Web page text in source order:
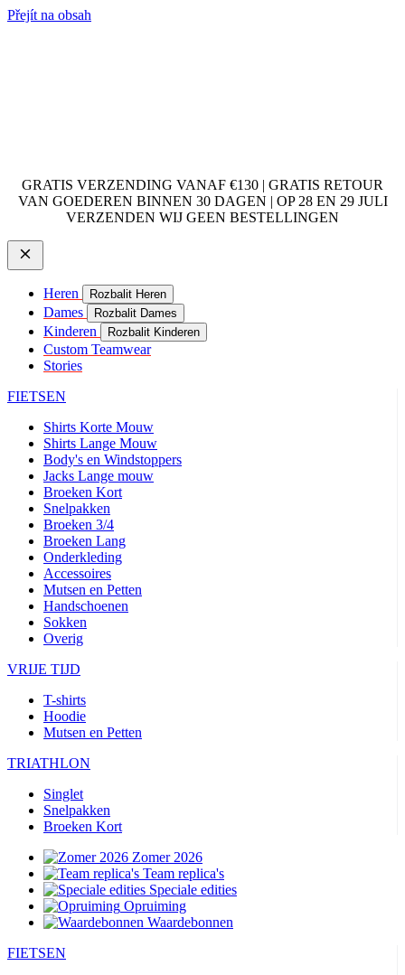
Přejít na obsah
GRATIS VERZENDING VANAF €130 | GRATIS RETOUR
VAN GOEDEREN BINNEN 30 DAGEN | OP 28 EN 29 JULI
VERZENDEN WIJ GEEN BESTELLINGEN
Heren Rozbalit Heren
Dames Rozbalit Dames
Kinderen Rozbalit Kinderen
Custom Teamwear
Stories
FIETSEN
Shirts Korte Mouw
Shirts Lange Mouw
Body's en Windstoppers
Jacks Lange mouw
Broeken Kort
Snelpakken
Broeken 3/4
Broeken Lang
Onderkleding
Accessoires
Mutsen en Petten
Handschoenen
Sokken
Overig
VRIJE TIJD
T-shirts
Hoodie
Mutsen en Petten
TRIATHLON
Singlet
Snelpakken
Broeken Kort
Zomer 2026
Team replica's
Speciale edities
Opruiming
Waardebonnen
FIETSEN